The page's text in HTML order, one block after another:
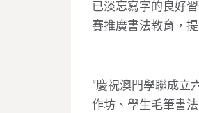
已淡忘寫字的良好
賽推廣書法教育，
“慶祝澳門學聯成立
作坊、學生毛筆書